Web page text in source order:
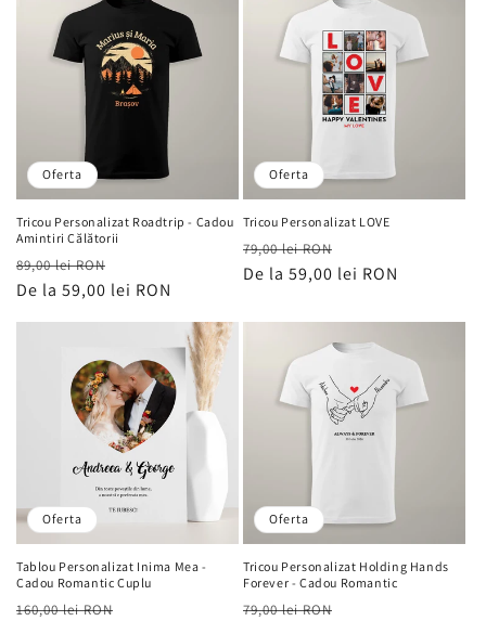
Oferta
Tricou Personalizat Roadtrip - Cadou
Amintiri Călătorii
Preț
obișnuit
89,00 lei RON
de
De la 59,00 lei RON
Oferta
Tricou Personalizat LOVE
Preț
obișnuit
79,00 lei RON
de
De la 59,00 lei RON
Oferta
Tablou Personalizat Inima Mea -
Cadou Romantic Cuplu
Preț
160,00 lei RON
Oferta
Tricou Personalizat Holding Hands
Forever - Cadou Romantic
Preț
79,00 lei RON